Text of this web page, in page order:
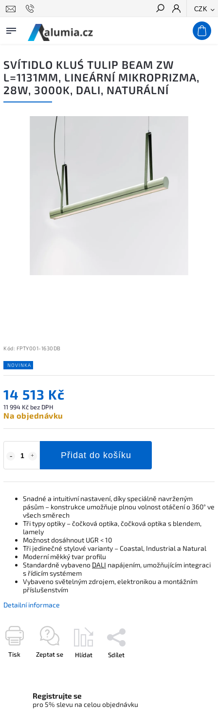
CZK
Hledat
SVÍTIDLO KLUŚ TULIP BEAM ZW
L=1131MM, LINEÁRNÍ MIKROPRIZMA,
28W, 3000K, DALI, NATURÁLNÍ
Kód: FPTY001-1630DB
NOVINKA
14 513 Kč
11 994 Kč bez DPH
Na objednávku
Přidat do košíku
Snadné a intuitivní nastavení, díky speciálně navrženým
pásům – konstrukce umožňuje plnou volnost otáčení o 360° ve
všech směrech
Tři typy optiky – čočková optika, čočková optika s blendem,
lamely
Možnost dosáhnout UGR < 10
Tři jedinečné stylové varianty – Coastal, Industrial a Natural
Moderní měkký tvar profilu
Standardně vybaveno DALI napájením, umožňujícím integraci
s řídicím systémem
Vybaveno světelným zdrojem, elektronikou a montážním
příslušenstvím
Detailní informace
Tisk Zeptat se Hlídat Sdílet
Registrujte se
pro 5% slevu na celou objednávku